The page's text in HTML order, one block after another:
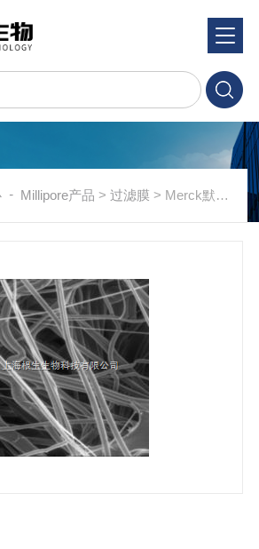
SYSTEM
- Millipore产品 >过滤膜 > Merck默克Millipore密理博47mm 5um聚丙烯滤膜AN5004700